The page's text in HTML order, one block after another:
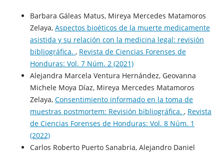
Barbara Gáleas Matus, Mireya Mercedes Matamoros
Zelaya, Aspectos bioéticos de la muerte medicamente
asistida y su relación con la medicina legal: revisión
bibliográfica. , Revista de Ciencias Forenses de
Honduras: Vol. 7 Núm. 2 (2021)
Alejandra Marcela Ventura Hernández, Geovanna
Michele Moya Díaz, Mireya Mercedes Matamoros
Zelaya, Consentimiento informado en la toma de
muestras postmortem: Revisión bibliográfica. , Revista
de Ciencias Forenses de Honduras: Vol. 8 Núm. 1
(2022)
Carlos Roberto Puerto Sanabria, Alejandro Daniel